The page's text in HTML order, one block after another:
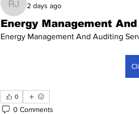
Ratnakar Jondhale
2 days ago
Energy Management
Energy Management And Auditing
0
0 Comments